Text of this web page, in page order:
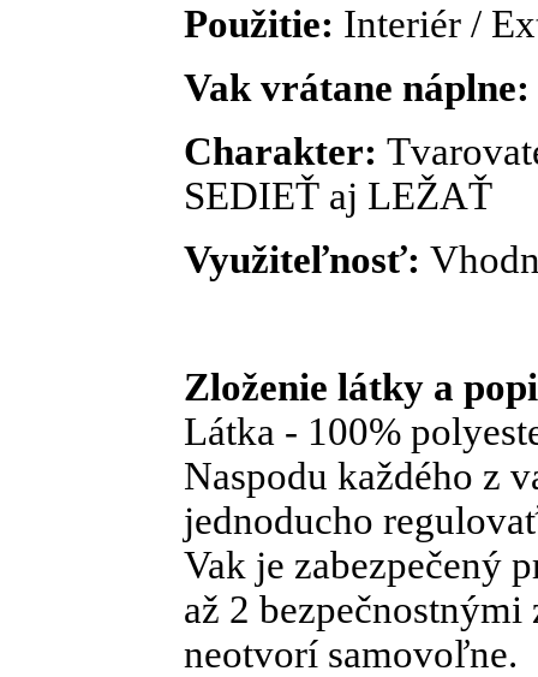
Použitie: Interiér /
Vak vrátane náplne:
Charakter:
SEDIEŤ aj LEŽAŤ
Využiteľnosť:
Zloženie látky a
Látka - 100%
Naspodu každého z
jednoducho
Vak je zabezpečený
až 2
neotvorí samovoľne.